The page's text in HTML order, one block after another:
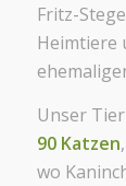
Fritz-
Heimtiere
Unser
90 Katzen
wo